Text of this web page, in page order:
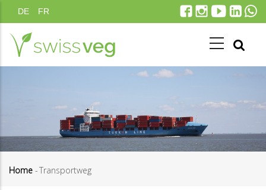
Direkt
zum
Inhalt
DE FR
Home -Transportweg